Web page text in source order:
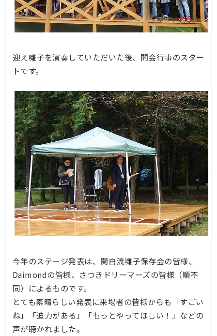
迎え囃子を演奏していただいた後、開会行事のスター
トです。
今年のステージ発表は、関白流囃子保存会の皆様、
Daimondの皆様、さつきドリーマーズの皆様（順不
同）によるものです。
とても素晴らしい発表に来場者の皆様からも「すごい
ね」「迫力がある」「もっとやってほしい！」などの
声が聴かれました。